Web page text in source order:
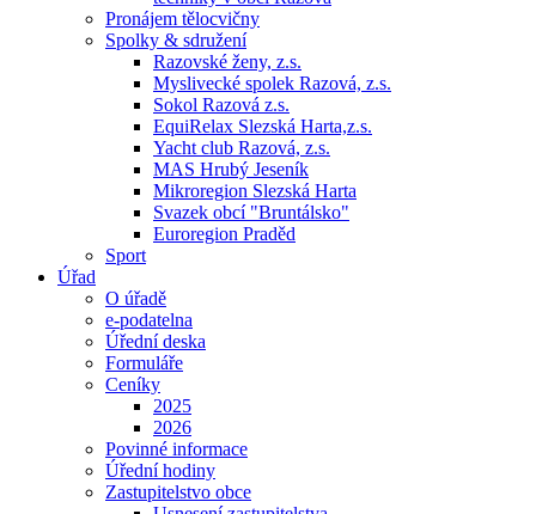
Pronájem tělocvičny
Spolky & sdružení
Razovské ženy, z.s.
Myslivecké spolek Razová, z.s.
Sokol Razová z.s.
EquiRelax Slezská Harta,z.s.
Yacht club Razová, z.s.
MAS Hrubý Jeseník
Mikroregion Slezská Harta
Svazek obcí "Bruntálsko"
Euroregion Praděd
Sport
Úřad
O úřadě
e-podatelna
Úřední deska
Formuláře
Ceníky
2025
2026
Povinné informace
Úřední hodiny
Zastupitelstvo obce